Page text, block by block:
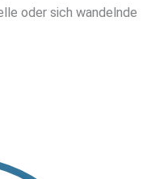
oder sich wandelnde